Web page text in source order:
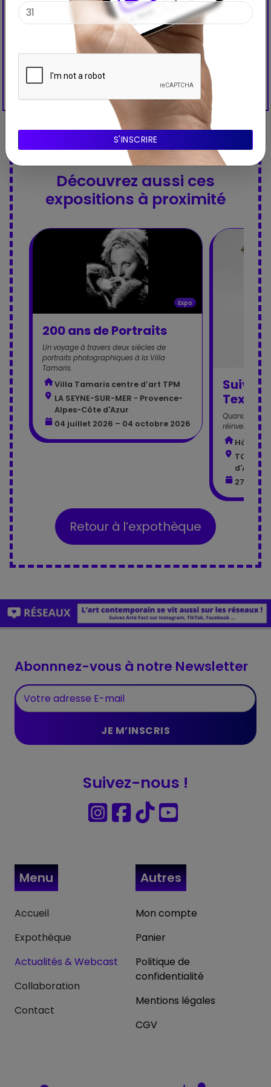
Découvrez aussi ces
expositions à proximité
Expo
200 ans de Portraits
Un voyage à travers deux siècles de
portraits photographiques à la Villa
Tamaris.
Villa Tamaris centre d’art TPM
LA SEYNE-SUR-MER - Provence-
Alpes-Côte d'Azur
04 juillet 2026 – 04 octobre 2026
Suivez
Textile
Quand la
réinventer
Hôtel
d'Azur
27 juin
Retour à l’expothèque
Abonnnez-vous à notre Newsletter
Suivez-nous !
Menu
Accueil
Expothèque
Actualités & Webcast
Collaboration
Contact
Autres
Mon compte
Panier
Politique de
confidentialité
Mentions légales
CGV